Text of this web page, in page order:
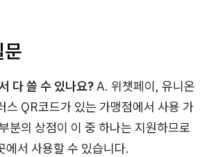
다 쓸 수 있나요?A. 위챗페이, 유니온
스 QR코드가 있는 가맹점에서 사용 가
분의 상점이 이 중 하나는 지원하므로
에서 사용할 수 있습니다.